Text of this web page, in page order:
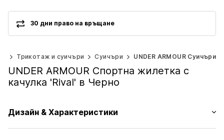
30 дни право на връщане
Трикотаж и суичъри Суичъри UNDER ARMOUR Суичъри
UNDER ARMOUR Спортна жилетка с
качулка 'Rival' в Черно
Дизайн & Характеристики